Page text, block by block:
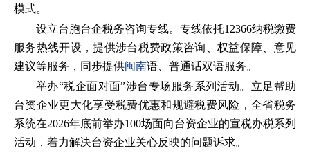
模式。
设立台胞台企税务咨询专线。专线依托12366纳税缴费
服务热线开设，提供涉台税费政策咨询、权益保障、意见
建议等服务，同步提供闽南语、普通话双语服务。
举办“税企面对面”涉台专场服务系列活动。立足帮助
台资企业更大化享受税费优惠和规避税费风险，全省税务
系统在2026年底前举办100场面向台资企业的宣税办税系列
活动，着力解决台资企业关心反映的问题诉求。